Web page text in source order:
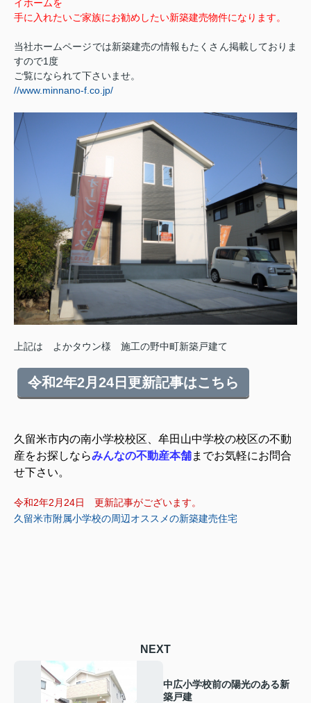
イホームを
手に入れたいご家族にお勧めしたい新築建売物件になります。
当社ホームページでは新築建売の情報もたくさん掲載しておりま
すので1度
ご覧になられて下さいませ。
//www.minnano-f.co.jp/
上記は よかタウン様 施工の野中町新築戸建て
令和2年2月 24 日更新記事はこちら
久留米市内の南小学校校区、牟田山中学校の校区の不動
産をお探しならみんなの不動産本舗までお気軽にお問合
せ下さい。
令和2年2月24日 更新記事がございます。
久留米市附属小学校の周辺オススメの新築建売住宅
NEXT
中広小学校前の陽光のある新
築戸建